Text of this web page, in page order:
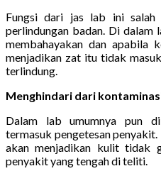
Fungsi dari jas lab ini salah
perlindungan badan. Di dalam
membahayakan dan apabila
menjadikan zat itu tidak
terlindung.
Menghindari dari
Dalam lab umumnya pun
termasuk pengetesan
akan menjadikan kulit tidak
penyakit yang tengah di teliti.